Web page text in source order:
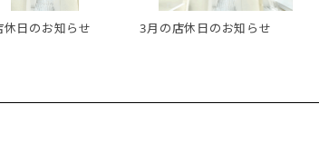
休日のお知らせ 3月の店休日のお知らせ